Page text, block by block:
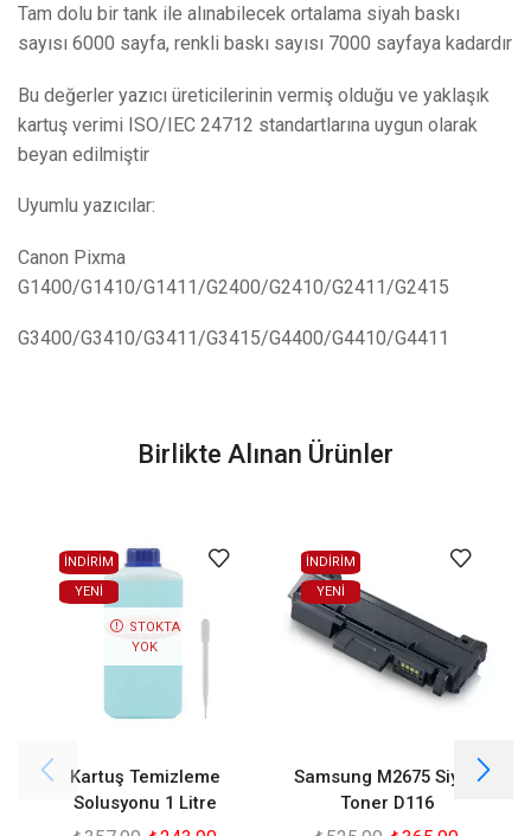
Tam dolu bir tank ile alınabilecek ortalama siyah baskı
sayısı 6000 sayfa, renkli baskı sayısı 7000 sayfaya kadardır
Bu değerler yazıcı üreticilerinin vermiş olduğu ve yaklaşık
kartuş verimi ISO/IEC 24712 standartlarına uygun olarak
beyan edilmiştir
Uyumlu yazıcılar:
Canon Pixma
G1400/G1410/G1411/G2400/G2410/G2411/G2415
G3400/G3410/G3411/G3415/G4400/G4410/G4411
Birlikte Alınan Ürünler
İNDİRİM
YENI
STOKTA
YOK
Kartuş Temizleme
Solusyonu 1 Litre
İNDİRİM
YENI
Samsung M2675 Siyah
Toner D116